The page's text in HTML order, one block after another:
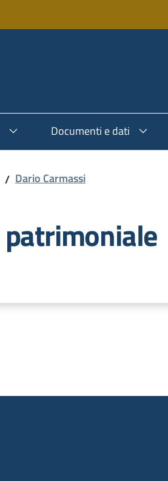
Documenti e dati
/ Dario Carmassi